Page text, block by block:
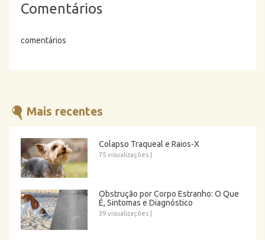
Comentários
comentários
Mais recentes
Colapso Traqueal e Raios-X
75 visualizações
Obstrução por Corpo Estranho: O Que
É, Sintomas e Diagnóstico
39 visualizações